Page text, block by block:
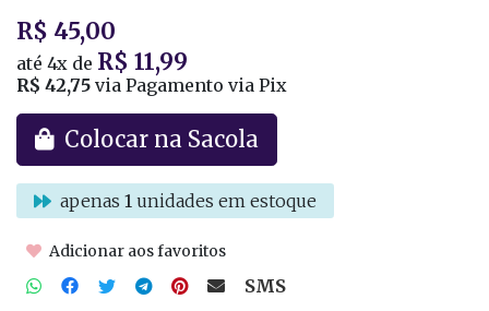
R$ 45,00
até 4x de R$ 11,99
R$ 42,75 via Pagamento via Pix
Colocar na Sacola
apenas 1 unidades em estoque
Adicionar aos favoritos
SMS